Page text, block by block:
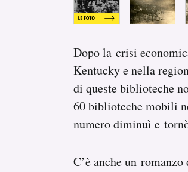
Dopo la crisi
Kentucky e nella
di queste biblioteche
60 biblioteche mobili
numero diminuì e
C’è anche un